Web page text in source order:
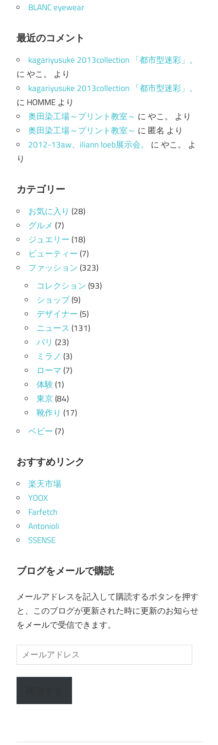
BLANC eyewear
最近のコメント
kagariyusuke 2013collection 「都市型迷彩」。
にやこ。
より
kagariyusuke 2013collection 「都市型迷彩」。
に HOMME より
奥田染工場～プリント教室～ にやこ。
より
奥田染工場～プリント教室～ に 匿名 より
2012-13aw、iliann loeb展示会。
にやこ。
よ
り
カテゴリー
お気に入り (28)
グルメ (7)
ジュエリー(18)
ビューティー(7)
ファッション(323)
コレクション(93)
ショップ(9)
デザイナー(5)
ニュース (131)
パリ (23)
ミラノ (3)
ローマ(7)
体験(1)
東京(84)
靴作り (17)
ベビー(7)
おすすめリンク
楽天市場
YOOX
Farfetch
Antonioli
SSENSE
ブログをメールで購読
メールアドレスを記入して購読するボタンを押す
と、このブログが更新された時に更新のお知らせ
をメールで受信できます。
ー
ル
ド